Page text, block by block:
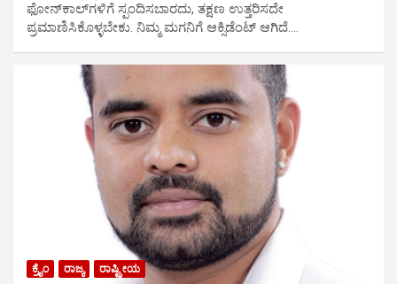
ಫೋನ್‍ಕಾಲ್‍ಗಳಿಗೆ ಸ್ಪಂದಿಸಬಾರದು, ತಕ್ಷಣ ಉತ್ತರಿಸದೇ
ಪ್ರಮಾಣಿಸಿಕೊಳ್ಳಬೇಕು. ನಿಮ್ಮ ಮಗನಿಗೆ ಆಕ್ಸಿಡೆಂಟ್ ಆಗಿದೆ.…
ಕ್ರೈಂ ರಾಜ್ಯ ರಾಷ್ಟ್ರೀಯ